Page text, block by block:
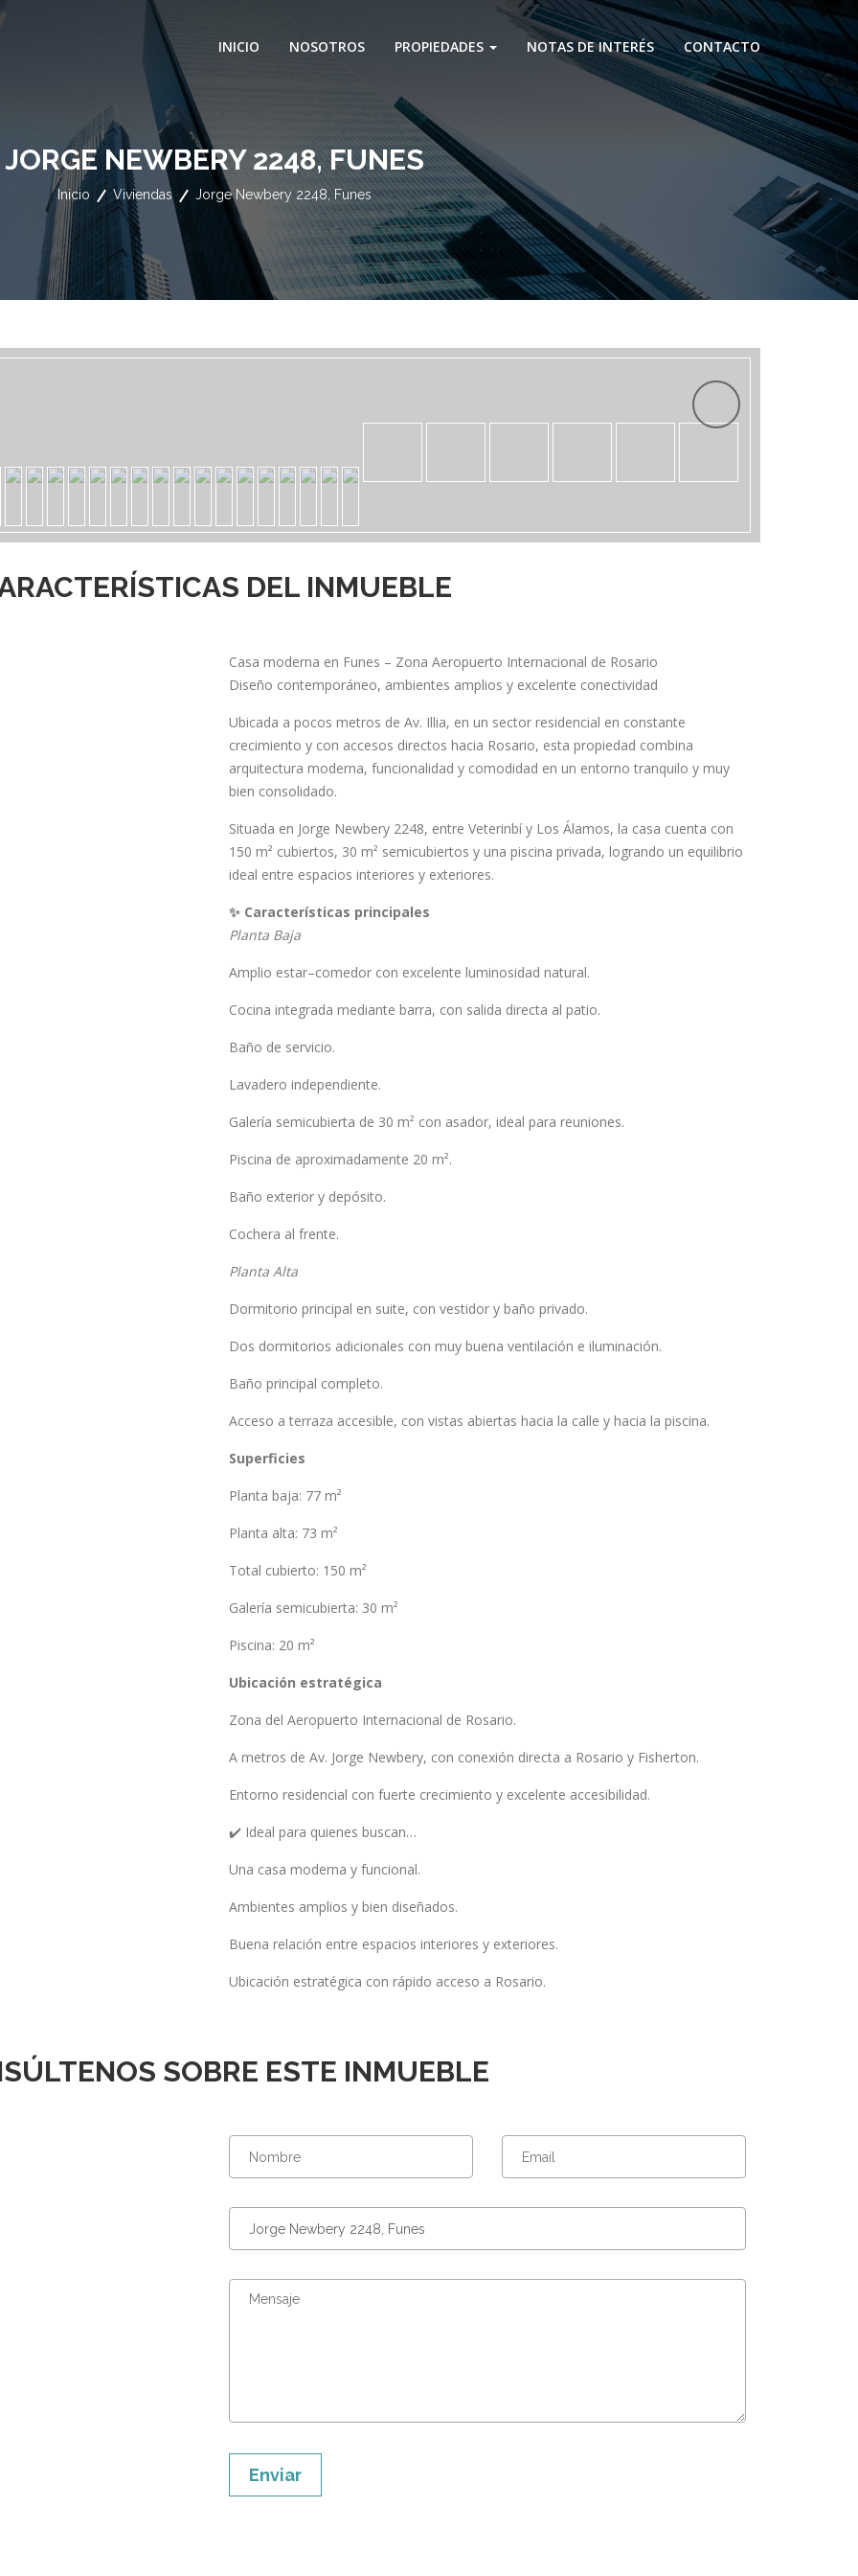
INICIO NOSOTROS PROPIEDADES NOTAS DE INTERÉS CONTACTO
JORGE NEWBERY 2248, FUNES
Inicio Viviendas Jorge Newbery 2248, Funes
DEL INMUEBLE
Casa moderna en Funes – Zona Aeropuerto Internacional de Rosario
Diseño contemporáneo, ambientes amplios y excelente conectividad
Ubicada a pocos metros de Av. Illia, en un sector residencial en constante
crecimiento y con accesos directos hacia Rosario, esta propiedad combina
arquitectura moderna, funcionalidad y comodidad en un entorno tranquilo y muy
bien consolidado.
Situada en Jorge Newbery 2248, entre Veterinbí y Los Álamos, la casa cuenta con
150 m² cubiertos, 30 m² semicubiertos y una piscina privada, logrando un equilibrio
ideal entre espacios interiores y exteriores.
✨ Características principales
Planta Baja
Amplio estar–comedor con excelente luminosidad natural.
Cocina integrada mediante barra, con salida directa al patio.
Baño de servicio.
Lavadero independiente.
Galería semicubierta de 30 m² con asador, ideal para reuniones.
Piscina de aproximadamente 20 m².
Baño exterior y depósito.
Cochera al frente.
Planta Alta
Dormitorio principal en suite, con vestidor y baño privado.
Dos dormitorios adicionales con muy buena ventilación e iluminación.
Baño principal completo.
Acceso a terraza accesible, con vistas abiertas hacia la calle y hacia la piscina.
Superficies
Planta baja: 77 m²
Planta alta: 73 m²
Total cubierto: 150 m²
Galería semicubierta: 30 m²
Piscina: 20 m²
Ubicación estratégica
Zona del Aeropuerto Internacional de Rosario.
A metros de Av. Jorge Newbery, con conexión directa a Rosario y Fisherton.
Entorno residencial con fuerte crecimiento y excelente accesibilidad.
✔️ Ideal para quienes buscan…
Una casa moderna y funcional.
Ambientes amplios y bien diseñados.
Buena relación entre espacios interiores y exteriores.
Ubicación estratégica con rápido acceso a Rosario.
SOBRE ESTE INMUEBLE